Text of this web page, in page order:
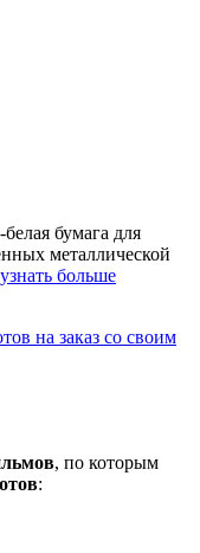
бумага для
металлической
узнать больше
на заказ со своим
, по которым
: